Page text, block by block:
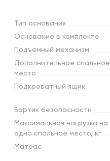
Тип основания
Основание в комплекте
Подъемный механизм
Дополнительное спальное
место
Подкроватный ящик
Бортик безопасности
Максимальная нагрузка на
одно спальное место, кг
Матрас